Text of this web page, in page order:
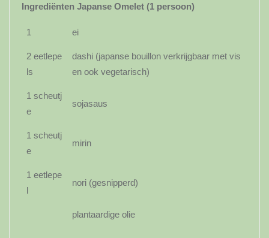
Ingrediënten Japanse Omelet (1 persoon)
1 ei
2 eetlepe
ls
dashi (japanse bouillon verkrijgbaar met vis
en ook vegetarisch)
1 scheutj
e
sojasaus
1 scheutj
e
mirin
1 eetlepe
l
nori (gesnipperd)
plantaardige olie